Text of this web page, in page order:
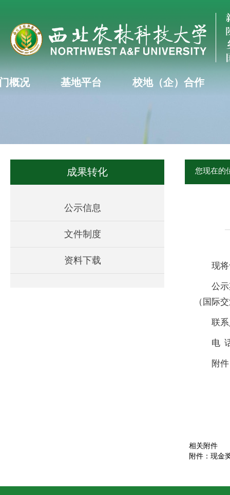
概况 基地平台 校地（企）合作
成果转化
公示信息
文件制度
资料下载
您现在的
现
公
（国际
联
电
附
相关附件
附件：现金